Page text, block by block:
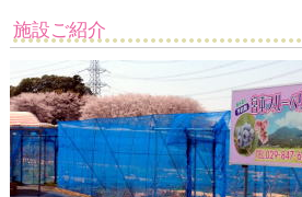
施設ご紹介